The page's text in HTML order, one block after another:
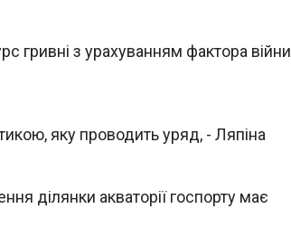
гривні з урахуванням фактора війни
яку проводить уряд, - Ляпіна
ділянки акваторії госпорту має